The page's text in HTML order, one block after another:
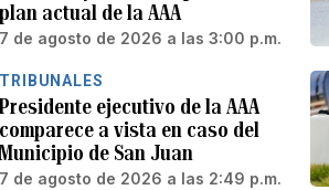
plan actual de la AAA
7 de agosto de 2026 a las 3:00 p.m.
TRIBUNALES
Presidente ejecutivo de la AAA
comparece a vista en caso del
Municipio de San Juan
7 de agosto de 2026 a las 2:49 p.m.